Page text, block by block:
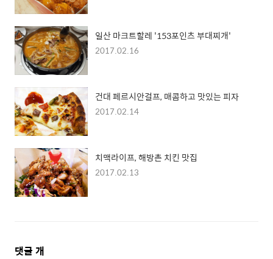
일산 마크트할레 '153포인츠 부대찌개'
2017.02.16
건대 페르시안걸프, 매콤하고 맛있는 피자
2017.02.14
치맥라이프, 해방촌 치킨 맛집
2017.02.13
댓
댓글 개